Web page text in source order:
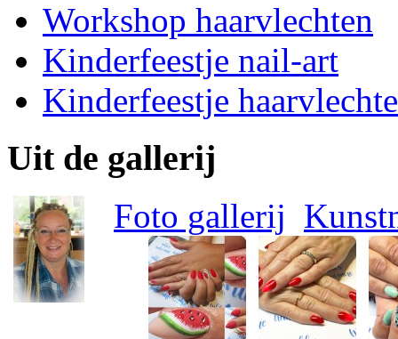
Workshop haarvlechten
Kinderfeestje nail-art
Kinderfeestje
Uit de gallerij
Foto gallerij